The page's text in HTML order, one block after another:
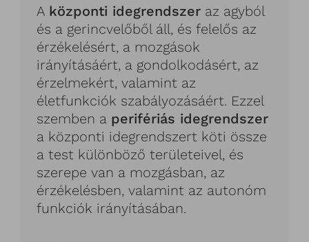
A központi idegrendszer az agyból
és a gerincvelőből áll, és felelős az
érzékelésért, a mozgások
irányításáért, a gondolkodásért, az
érzelmekért, valamint az
életfunkciók szabályozásáért. Ezzel
szemben a perifériás idegrendszer
a központi idegrendszert köti össze
a test különböző területeivel, és
szerepe van a mozgásban, az
érzékelésben, valamint az autonóm
funkciók irányításában.